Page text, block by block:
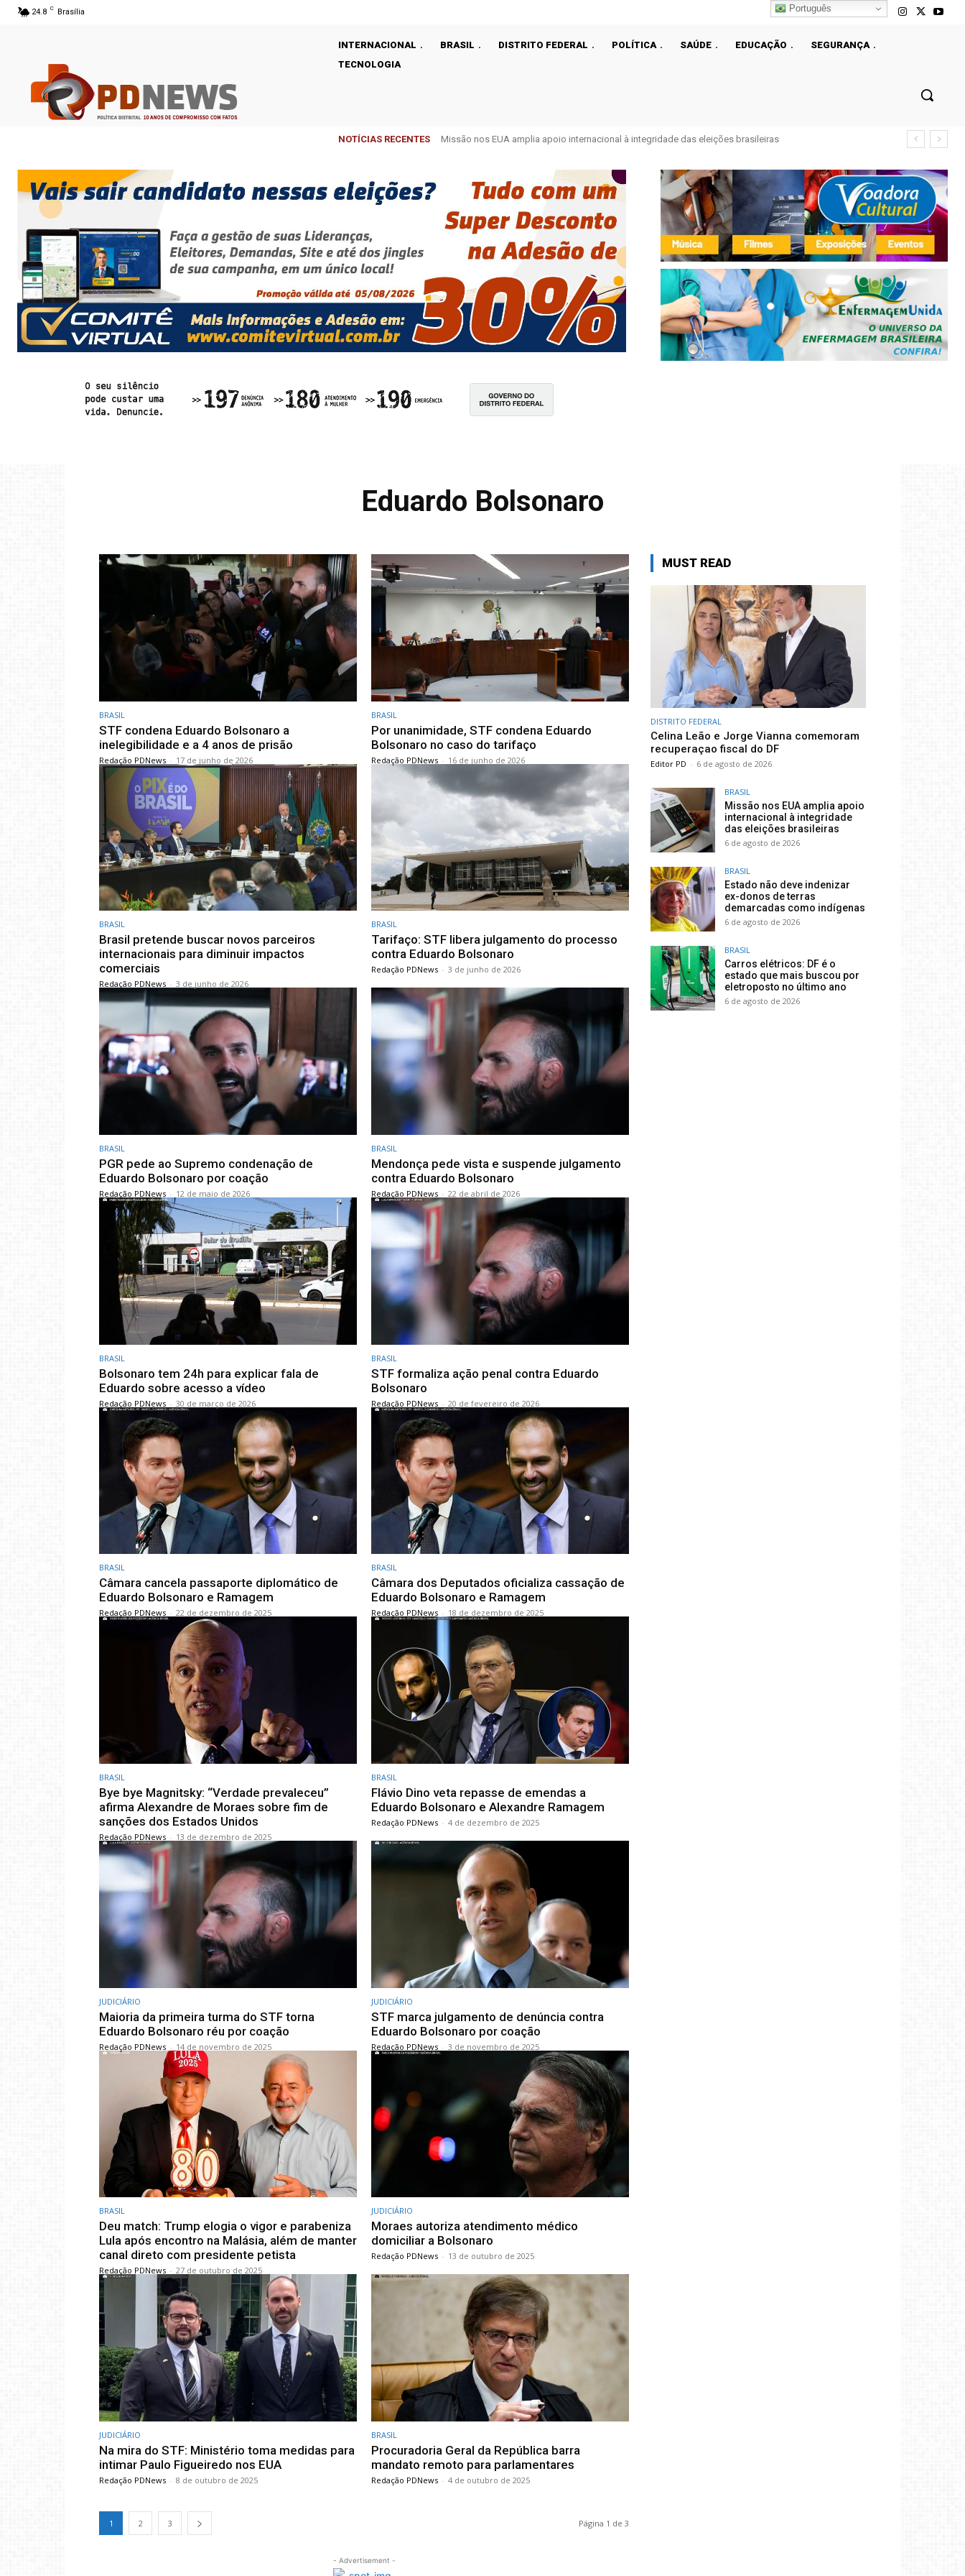
24.8 C Brasília
INTERNACIONAL BRASIL DISTRITO FEDERAL POLÍTICA SAÚDE EDUCAÇÃO
SEGURANÇA
TECNOLOGIA
NOTÍCIAS RECENTES Missão nos EUA amplia apoio internacional à integridade das eleições brasileiras
Estado não deve indenizar ex-donos de terras demarcadas como indígenas
Eduardo Bolsonaro
BRASIL
STF condena Eduardo Bolsonaro a
inelegibilidade e a 4 anos de prisão
Redação PDNews - 17 de junho de 2026
BRASIL
Por unanimidade, STF condena Eduardo
Bolsonaro no caso do tarifaço
Redação PDNews - 16 de junho de 2026
BRASIL
Brasil pretende buscar novos parceiros
internacionais para diminuir impactos
comerciais
Redação PDNews - 3 de junho de 2026
BRASIL
Tarifaço: STF libera julgamento do processo
contra Eduardo Bolsonaro
Redação PDNews - 3 de junho de 2026
BRASIL
PGR pede ao Supremo condenação de
Eduardo Bolsonaro por coação
Redação PDNews - 12 de maio de 2026
BRASIL
Mendonça pede vista e suspende julgamento
contra Eduardo Bolsonaro
Redação PDNews - 22 de abril de 2026
BRASIL
Bolsonaro tem 24h para explicar fala de
Eduardo sobre acesso a vídeo
Redação PDNews - 30 de março de 2026
BRASIL
STF formaliza ação penal contra Eduardo
Bolsonaro
Redação PDNews - 20 de fevereiro de 2026
BRASIL
Câmara cancela passaporte diplomático de
Eduardo Bolsonaro e Ramagem
Redação PDNews - 22 de dezembro de 2025
BRASIL
Câmara dos Deputados oficializa cassação de
Eduardo Bolsonaro e Ramagem
Redação PDNews - 18 de dezembro de 2025
BRASIL
Bye bye Magnitsky: “Verdade prevaleceu”
afirma Alexandre de Moraes sobre fim de
sanções dos Estados Unidos
Redação PDNews - 13 de dezembro de 2025
BRASIL
Flávio Dino veta repasse de emendas a
Eduardo Bolsonaro e Alexandre Ramagem
Redação PDNews - 4 de dezembro de 2025
JUDICIÁRIO
Maioria da primeira turma do STF torna
Eduardo Bolsonaro réu por coação
Redação PDNews - 14 de novembro de 2025
JUDICIÁRIO
STF marca julgamento de denúncia contra
Eduardo Bolsonaro por coação
Redação PDNews - 3 de novembro de 2025
BRASIL
Deu match: Trump elogia o vigor e parabeniza
Lula após encontro na Malásia, além de manter
canal direto com presidente petista
Redação PDNews - 27 de outubro de 2025
JUDICIÁRIO
Moraes autoriza atendimento médico
domiciliar a Bolsonaro
Redação PDNews - 13 de outubro de 2025
JUDICIÁRIO
Na mira do STF: Ministério toma medidas para
intimar Paulo Figueiredo nos EUA
Redação PDNews - 8 de outubro de 2025
BRASIL
Procuradoria Geral da República barra
mandato remoto para parlamentares
Redação PDNews - 4 de outubro de 2025
1 2 3 Página 1 de 3
- Advertisement -
MUST READ
DISTRITO FEDERAL
Celina Leão e Jorge Vianna comemoram
recuperaçao fiscal do DF
Editor PD - 6 de agosto de 2026
BRASIL
Missão nos EUA amplia apoio
internacional à integridade
das eleições brasileiras
6 de agosto de 2026
BRASIL
Estado não deve indenizar
ex-donos de terras
demarcadas como indígenas
6 de agosto de 2026
BRASIL
Carros elétricos: DF é o
estado que mais buscou por
eletroposto no último ano
6 de agosto de 2026
Português